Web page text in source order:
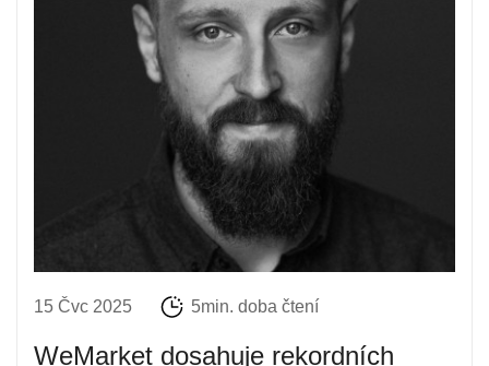
15 Čvc 2025 5min. doba čtení
WeMarket dosahuje rekordních